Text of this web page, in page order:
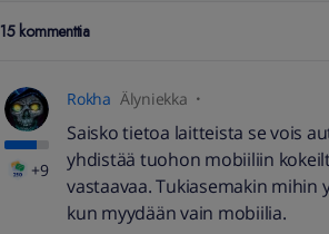
15 kommenttia
+9
Rokha Älyniekka
Saisko tietoa laitteista se vois
yhdistää tuohon mobiiliin
vastaavaa. Tukiasemakin mihin
kun myydään vain mobiilia.